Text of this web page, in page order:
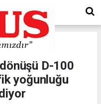
D-100
yoğunluğu